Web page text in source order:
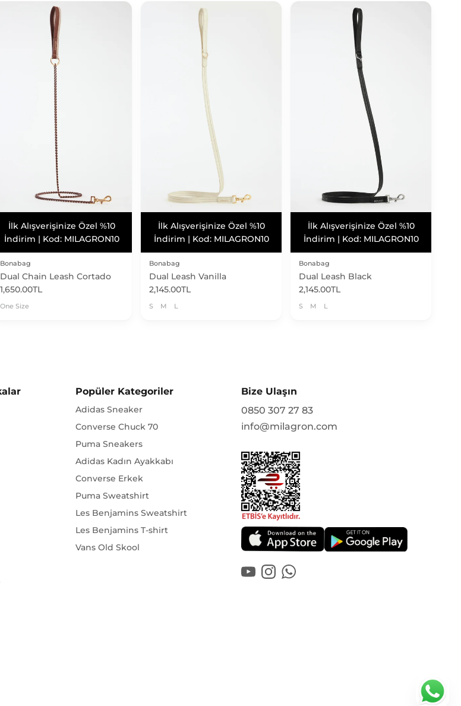
Vade Farksız 3 Taksit
Dual Chain Leash Cortado
1,650.00TL
One Size
Vade Farksız 3 Taksit
Dual Leash Vanilla
2,145.00TL
S M L
Vade Farksız 3 Taksit
Dual Leash Black
2,145.00TL
S M L
Adidas Sneaker
Converse Chuck 70
Puma Sneakers
Adidas Kadın Ayakkabı
Converse Erkek
Puma Sweatshirt
Les Benjamins Sweatshirt
Les Benjamins T-shirt
Vans Old Skool
0850 307 27 83
info@milagron.com
YouTubeInstagramWhatsApp